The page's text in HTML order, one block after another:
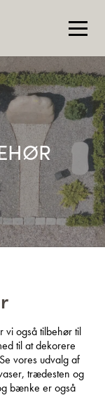
vi også tilbehør til
til at dekorere
vores udvalg af
trædesten og
bænke er også